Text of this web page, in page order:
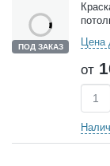
ПОД ЗАКАЗ
Цена
от